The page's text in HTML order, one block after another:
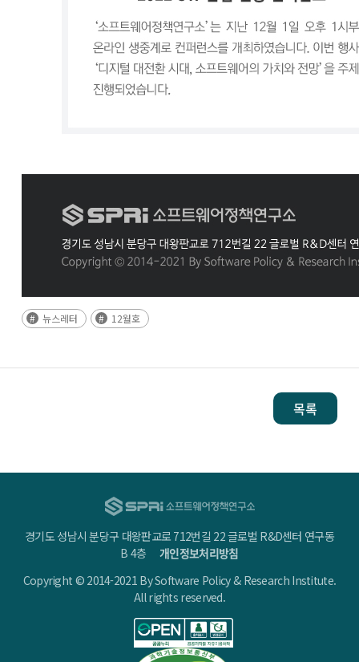
뉴스레터 12월호
목록
경기도 성남시 분당구 대왕판교로 712번길 22 글로벌 R&D센터 연구동
B 4층개인정보처리방침
Copyright © 2014-2021 By Software Policy & Research Institute.
All rights reserved.